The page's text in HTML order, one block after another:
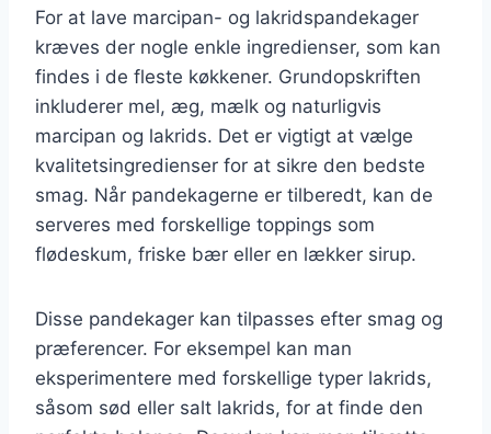
For at lave marcipan- og lakridspandekager
kræves der nogle enkle ingredienser, som kan
findes i de fleste køkkener. Grundopskriften
inkluderer mel, æg, mælk og naturligvis
marcipan og lakrids. Det er vigtigt at vælge
kvalitetsingredienser for at sikre den bedste
smag. Når pandekagerne er tilberedt, kan de
serveres med forskellige toppings som
flødeskum, friske bær eller en lækker sirup.
Disse pandekager kan tilpasses efter smag og
præferencer. For eksempel kan man
eksperimentere med forskellige typer lakrids,
såsom sød eller salt lakrids, for at finde den